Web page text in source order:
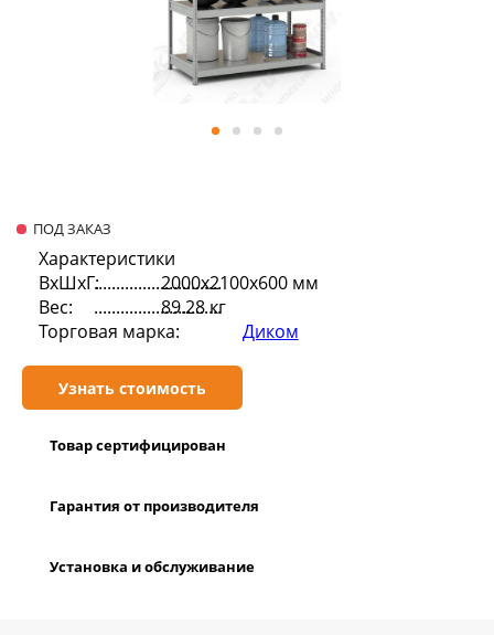
ПОД ЗАКАЗ
Характеристики
ВхШхГ:
2000х2100х600 мм
Вес:
89.28 кг
Торговая марка:
Диком
Узнать стоимость
Товар сертифицирован
Гарантия от производителя
Установка и обслуживание